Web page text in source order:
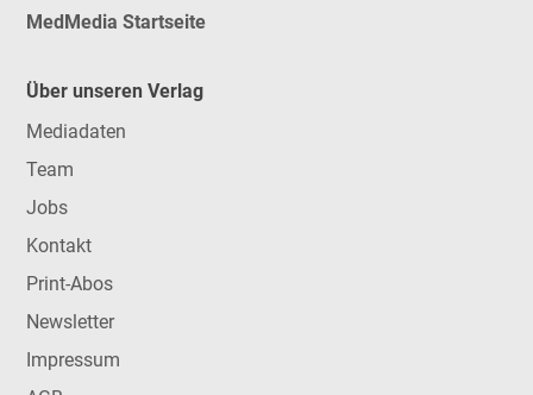
MedMedia Startseite
Über unseren Verlag
Mediadaten
Team
Jobs
Kontakt
Print-Abos
Newsletter
Impressum